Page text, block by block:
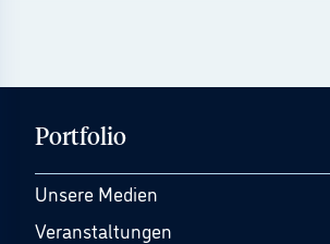
Portfolio
Unsere Medien
Veranstaltungen